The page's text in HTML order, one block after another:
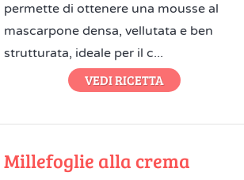
permette di ottenere una mousse al
mascarpone densa, vellutata e ben
strutturata, ideale per il c...
VEDI RICETTA
Millefoglie alla crema